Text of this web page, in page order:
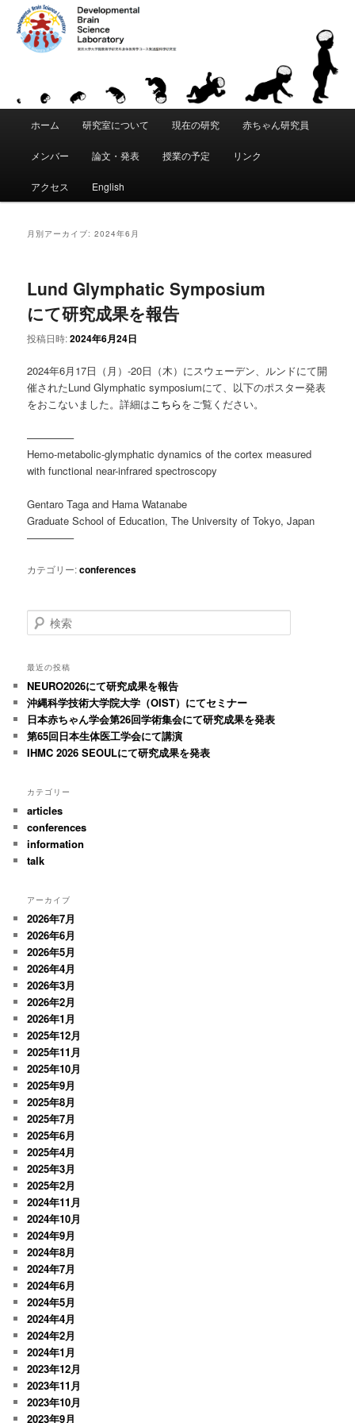
東京大学 大学院教育学研究科 発達脳
科学研究室｜Developmental Brain
Science Laboratory
「発達脳科学」は、東京大学 大学院教育学研究科・身体教育学コースに創設
された教育研究分野です。「こころ」と「からだ」が発達することの根本的
な原理を科学的に追究します。脳・身体・環境の間の動的な相互作用を通じ
て、運動・知覚・認知などがいかにして獲得されるかを研究します。遺伝要
因と環境要因の複雑な関係を分析し、発達と学習における適応性、創造性、
個性の創発メカニズムの理解をめざします。
ュ
メ
イ
ン
コ
テ
ン
ツ
へ
動
サ
ブ
コ
ン
ン
ツ
へ
移
ホーム 研究室について 現在の研究 赤ちゃん研究員
メンバー 論文・発表 授業の予定 リンク
アクセス English
月別アーカイブ:2024年6月
Lund Glymphatic Symposium
にて研究成果を報告
投稿日時:2024年6月24日
2024年6月17日（月）-20日（木）にスウェーデン、ルンドにて開
催されたLund Glymphatic symposiumにて、以下のポスター発表
をおこないました。詳細は こちらをご覧ください。
————–
Hemo-metabolic-glymphatic dynamics of the cortex measured
with functional near-infrared spectroscopy
Gentaro Taga and Hama Watanabe
Graduate School of Education, The University of Tokyo, Japan
————–
カテゴリー:conferences
検
索
最近の投稿
NEURO2026にて研究成果を報告
沖縄科学技術大学院大学（OIST）にてセミナー
日本赤ちゃん学会第26回学術集会にて研究成果を発表
第65回日本生体医工学会にて講演
IHMC 2026 SEOULにて研究成果を発表
カテゴリー
articles
conferences
information
talk
アーカイブ
2026年7月
2026年6月
2026年5月
2026年4月
2026年3月
2026年2月
2026年1月
2025年12月
2025年11月
2025年10月
2025年9月
2025年8月
2025年7月
2025年6月
2025年4月
2025年3月
2025年2月
2024年11月
2024年10月
2024年9月
2024年8月
2024年7月
2024年6月
2024年5月
2024年4月
2024年2月
2024年1月
2023年12月
2023年11月
2023年10月
2023年9月